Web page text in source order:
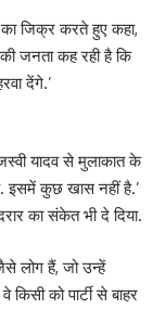
जिक्र करते हुए कहा,
जनता कह रही है कि
देंगे.’
यादव से मुलाकात के
है. इसमें कुछ खास नहीं है.’
का संकेत भी दे दिया.
लोग हैं, जो उन्हें
को पार्टी से बाहर